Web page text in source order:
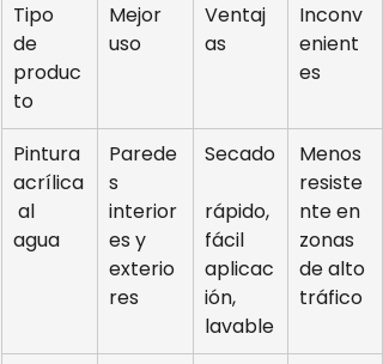
Tipo
de
produc
to
Mejor
uso
Ventaj
as
Inconv
enient
es
Pintura
acrílica
al
agua
Parede
s
interior
es y
exterio
res
Secado
rápido,
fácil
aplicac
ión,
lavable
Menos
resiste
nte en
zonas
de alto
tráfico